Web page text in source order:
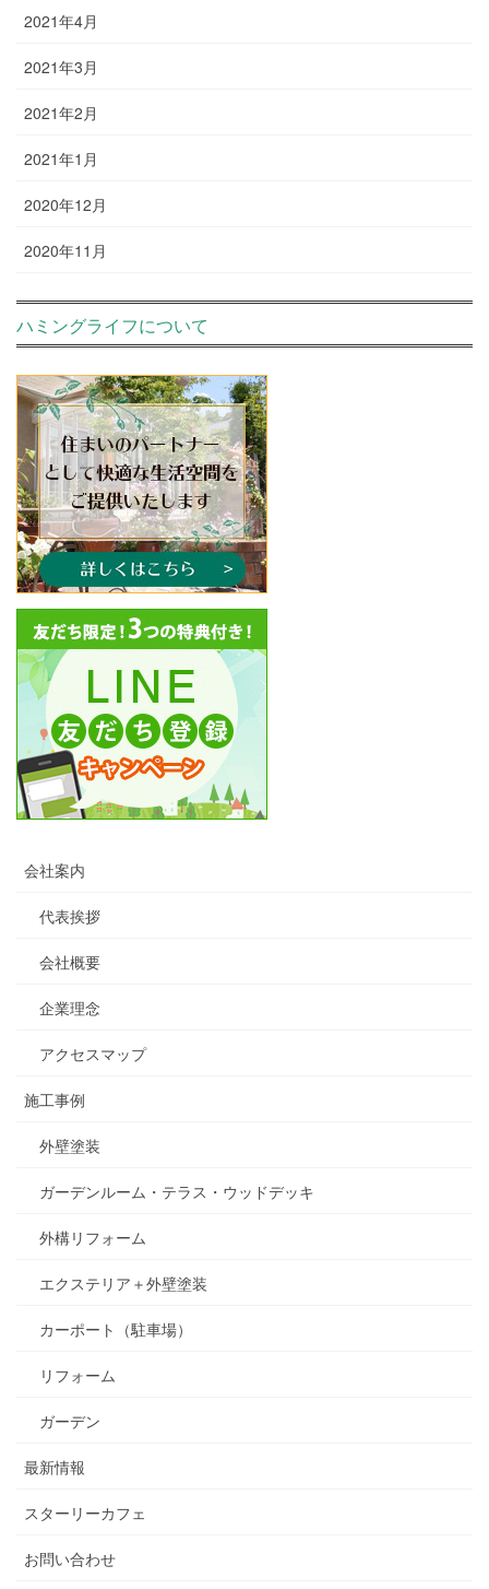
2021年4月
2021年3月
2021年2月
2021年1月
2020年12月
2020年11月
ハミングライフについて
会社案内
代表挨拶
会社概要
企業理念
アクセスマップ
施工事例
外壁塗装
ガーデンルーム・テラス・ウッドデッキ
外構リフォーム
エクステリア＋外壁塗装
カーポート（駐車場）
リフォーム
ガーデン
最新情報
スターリーカフェ
お問い合わせ